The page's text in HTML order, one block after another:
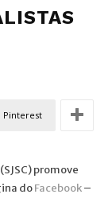
Pinterest
promove
doFacebook–